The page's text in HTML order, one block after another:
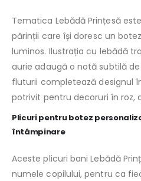
Tematica Lebădă Prințesă
părinții care își doresc un
luminos. Ilustrația cu lebădă
aurie adaugă o notă subtilă de
fluturii completează designul
potrivit pentru decoruri în roz,
Plicuri pentru botez
întâmpinare
Aceste plicuri bani Lebădă
numele copilului, pentru ca